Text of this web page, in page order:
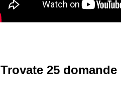
Trovate 25